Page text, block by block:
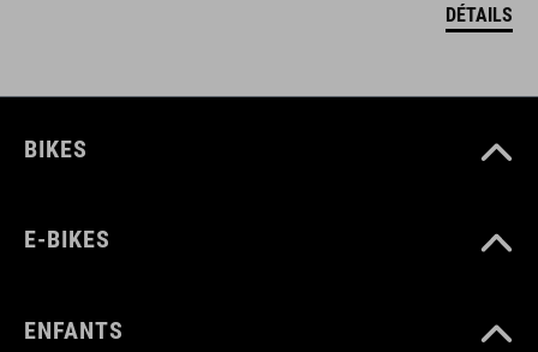
DÉTAILS
BIKES
E-BIKES
ENFANTS